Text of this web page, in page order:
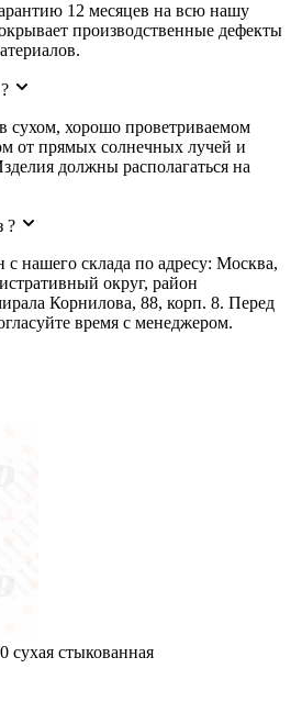
12 месяцев на всю нашу
производственные дефекты
сухом, хорошо проветриваемом
от прямых солнечных лучей и
должны располагаться на
?
нашего склада по адресу: Москва,
округ, район
Корнилова, 88, корп. 8. Перед
время с менеджером.
сухая стыкованная